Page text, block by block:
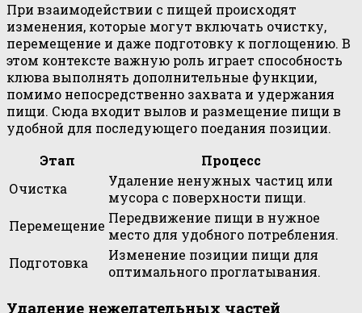
При взаимодействии с пищей происходят
изменения, которые могут включать очистку,
перемещение и даже подготовку к поглощению. В
этом контексте важную роль играет способность
клюва выполнять дополнительные функции,
помимо непосредственно захвата и удержания
пищи. Сюда входит вылов и размещение пищи в
удобной для последующего поедания позиции.
Этап
Процесс
Очистка
Удаление ненужных частиц или
мусора с поверхности пищи.
Перемещение Передвижение пищи в нужное
место для удобного потребления.
Подготовка
Изменение позиции пищи для
оптимального проглатывания.
Удаление нежелательных частей